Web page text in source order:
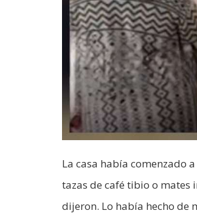
La casa había comenzado
tazas de café tibio o mates
dijeron. Lo había hecho de